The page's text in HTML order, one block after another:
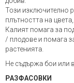
Този изключително
плътността на
Калият помага за
/ плодове и помага
растенията.
Не съдържа бои или
РАЗФАСОВКИ